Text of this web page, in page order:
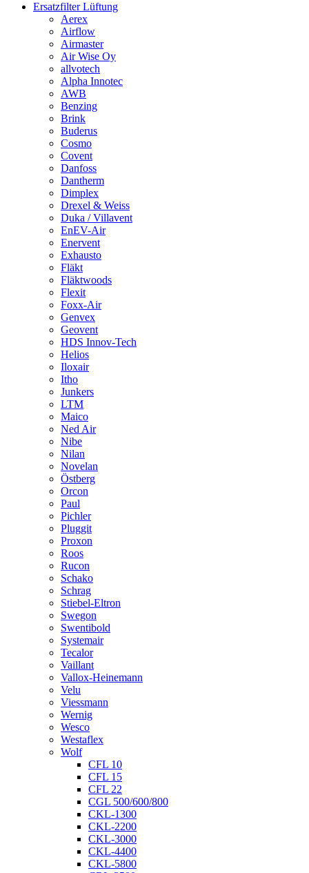
Ersatzfilter Lüftung
Aerex
Airflow
Airmaster
Air Wise Oy
allvotech
Alpha Innotec
AWB
Benzing
Brink
Buderus
Cosmo
Covent
Danfoss
Dantherm
Dimplex
Drexel & Weiss
Duka / Villavent
EnEV-Air
Enervent
Exhausto
Fläkt
Fläktwoods
Flexit
Foxx-Air
Genvex
Geovent
HDS Innov-Tech
Helios
Iloxair
Itho
Junkers
LTM
Maico
Ned Air
Nibe
Nilan
Novelan
Östberg
Orcon
Paul
Pichler
Pluggit
Proxon
Roos
Rucon
Schako
Schrag
Stiebel-Eltron
Swegon
Swentibold
Systemair
Tecalor
Vaillant
Vallox-Heinemann
Velu
Viessmann
Wernig
Wesco
Westaflex
Wolf
CFL 10
CFL 15
CFL 22
CGL 500/600/800
CKL-1300
CKL-2200
CKL-3000
CKL-4400
CKL-5800